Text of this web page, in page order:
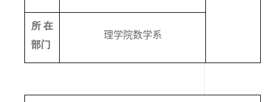
所在
部门
理学院数学系